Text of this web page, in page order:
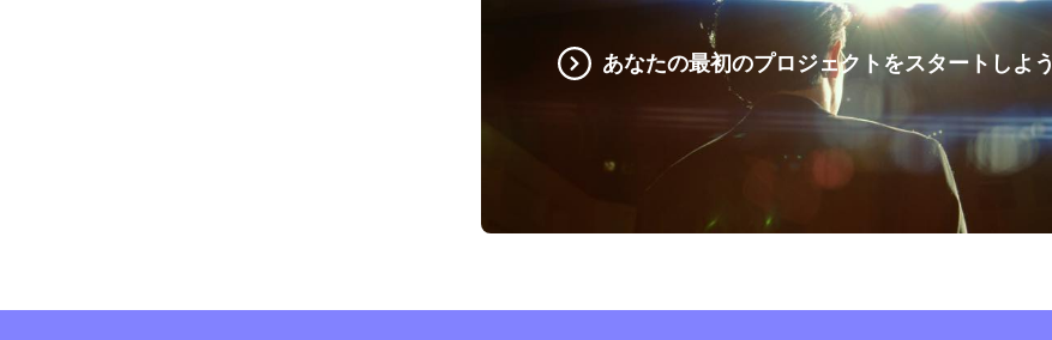
あなたの最初のプロジェクトをスタートしよう